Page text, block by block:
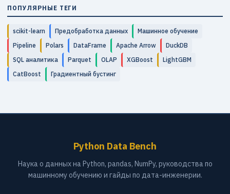
ПОПУЛЯРНЫЕ ТЕГИ
scikit-learn Предобработка данных
Машинное обучение
Pipeline
Polars DataFrame Apache Arrow
DuckDB
SQL аналитика
Parquet OLAP XGBoost
LightGBM
CatBoost
Градиентный бустинг
Python Data Bench
Наука о данных на Python, pandas, NumPy, руководства по
машинному обучению и гайды по дата-инженерии.